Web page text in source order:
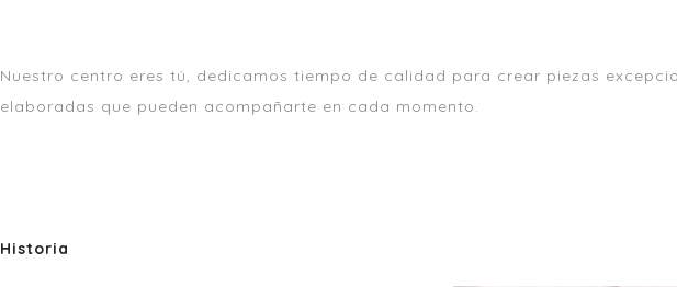
Nuestro centro eres tú, dedicamos tiempo de calidad para crear piezas
elaboradas que pueden acompañarte en cada momento.
Historia